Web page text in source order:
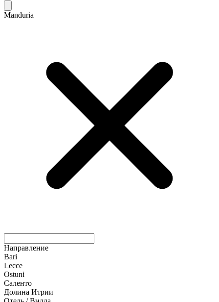
Manduria
Направление
Bari
Lecce
Ostuni
Саленто
Долина Итрии